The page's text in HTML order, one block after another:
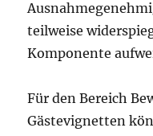
teilweise
Komponente
Für den Bereich
Gästevignetten